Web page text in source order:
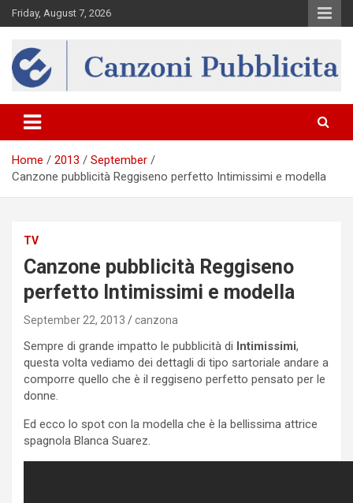
Skip
to
Friday, August 7, 2026
Canzona
Home 2013
September
Canzone pubblicità Reggiseno perfetto Intimissimi e modella
TV
Canzone pubblicità Reggiseno
perfetto Intimissimi e modella
September 22, 2013 canzona
Sempre di grande impatto le pubblicità di Intimissimi,
questa volta vediamo dei dettagli di tipo sartoriale andare a
comporre quello che è il reggiseno perfetto pensato per le
donne.
Ed ecco lo spot con la modella che è la bellissima attrice
spagnola Blanca Suarez.